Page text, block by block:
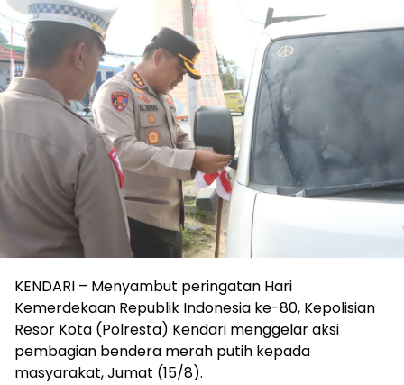
KENDARI – Menyambut peringatan Hari
Kemerdekaan Republik Indonesia ke-80, Kepolisian
Resor Kota (Polresta) Kendari menggelar aksi
pembagian bendera merah putih kepada
masyarakat, Jumat (15/8).